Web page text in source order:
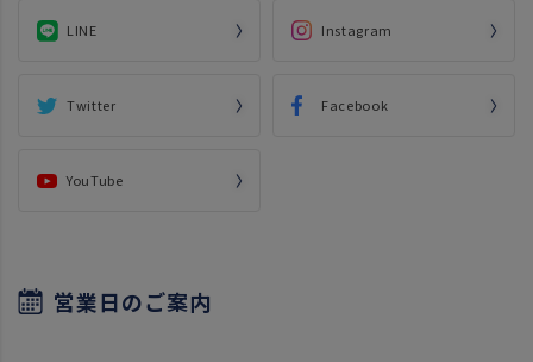
LINE Instagram
Twitter Facebook
YouTube
営業日のご案内